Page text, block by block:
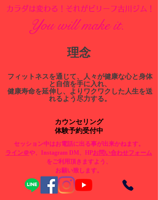
​カラダは変わる！それがビリーフ古川ジム！
You will make it.
​理念
​フィットネスを通じて、人々が健康な心と身体
と自信を手に入れ、
健康寿命を延伸し、よりワクワクした人生を送
れるよう尽力する。
カウンセリング
体験予約受付中
セッション中はお電話に出る事が出来かねます。
​ライン＠や、Instagram DM、HPお問い合わせフォーム
をご利用頂きますよう、
お願い致します。